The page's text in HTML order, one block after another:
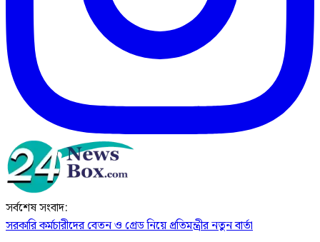
সর্বশেষ সংবাদ:
সরকারি কর্মচারীদের বেতন ও গ্রেড নিয়ে প্রতিমন্ত্রীর নতুন বার্তা